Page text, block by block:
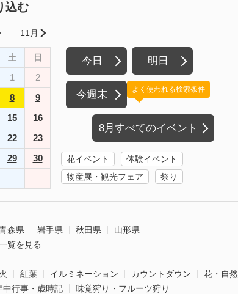
込む
11月
土 日
1
2
8
9
15
16
22
23
29
30
今日 明日
今週末
8月すべてのイベント
よく使われる検索条件
花イベント
体験イベント
物産展・観光フェア
祭り
森県 岩手県 秋田県
山形県
覧を見る
紅葉 イルミネーション カウントダウン
花・自然
中行事・歳時記
味覚狩り・フルーツ狩り